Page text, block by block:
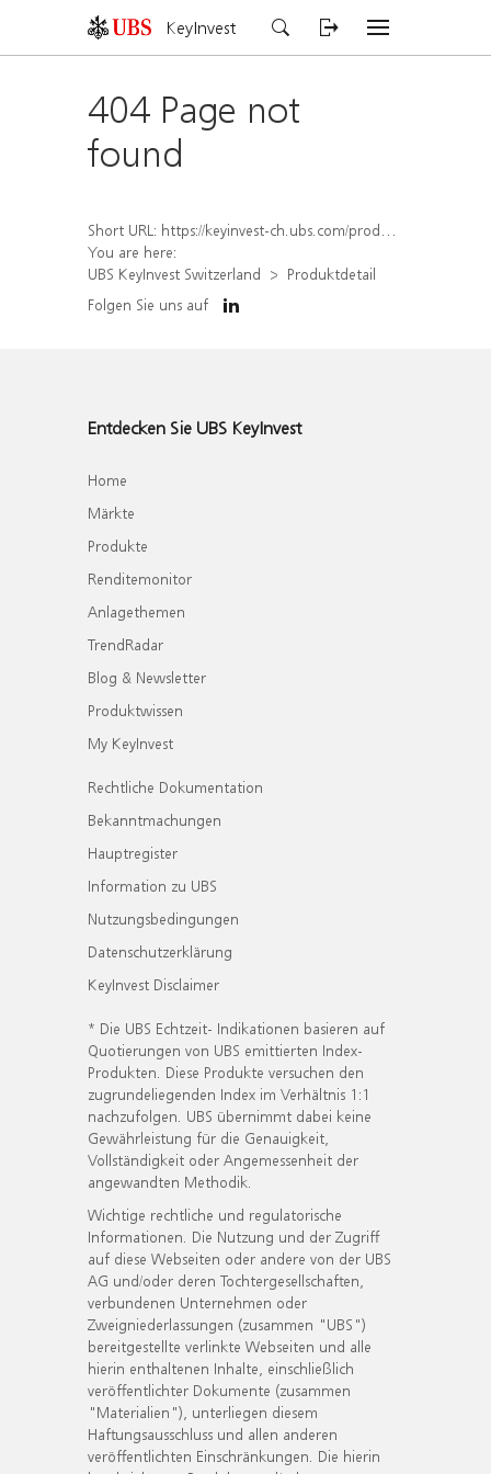
KeyInvest
404 Page not
found
Short URL: https://keyinvest-ch.ubs.com/produkt/detail/index/isin/CH1577908119
You are here:
UBS KeyInvest Switzerland
Produktdetail
Folgen Sie uns auf
Entdecken Sie UBS KeyInvest
Home
Märkte
Produkte
Renditemonitor
Anlagethemen
TrendRadar
Blog & Newsletter
Produktwissen
My KeyInvest
Rechtliche Dokumentation
Bekanntmachungen
Hauptregister
Information zu UBS
Nutzungsbedingungen
Datenschutzerklärung
KeyInvest Disclaimer
* Die UBS Echtzeit- Indikationen basieren auf
Quotierungen von UBS emittierten Index-
Produkten. Diese Produkte versuchen den
zugrundeliegenden Index im Verhältnis 1:1
nachzufolgen. UBS übernimmt dabei keine
Gewährleistung für die Genauigkeit,
Vollständigkeit oder Angemessenheit der
angewandten Methodik.
Wichtige rechtliche und regulatorische
Informationen. Die Nutzung und der Zugriff
auf diese Webseiten oder andere von der UBS
AG und/oder deren Tochtergesellschaften,
verbundenen Unternehmen oder
Zweigniederlassungen (zusammen "UBS")
bereitgestellte verlinkte Webseiten und alle
hierin enthaltenen Inhalte, einschließlich
veröffentlichter Dokumente (zusammen
"Materialien"), unterliegen diesem
Haftungsausschluss und allen anderen
veröffentlichten Einschränkungen. Die hierin